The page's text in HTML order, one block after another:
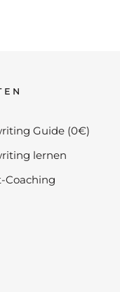
Guide (0€)
lernen
Coaching